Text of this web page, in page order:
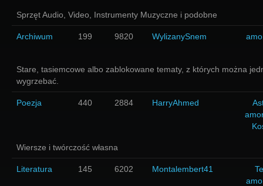
Sprzęt Audio, Video, Instrumenty Muzyczne i podobne
Archiwum 199 9820 WylizanySnem
Stare, tasiemcowe albo zablokowane tematy, z których można
wygrzebać.
Poezja 440 2884 HarryAhmed
Wiersze i twórczość własna
Literatura 145 6202 Montalembert41